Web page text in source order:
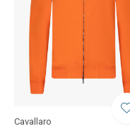
Cavallaro